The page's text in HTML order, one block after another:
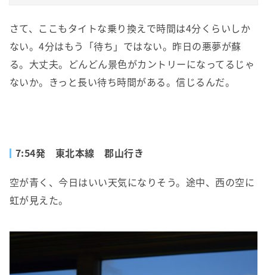
さて、ここもタイトな乗り換えで時間は4分くらいしか
ない。4分はもう「待ち」ではない。昨日の悪夢が蘇
る。大丈夫。どんどん景色がカントリーになってるじゃ
ないか。きっと長い待ち時間がある。信じるんだ。
7:54発 東北本線 郡山行き
空が青く、今日はいい天気になりそう。途中、西の空に
虹が見えた。